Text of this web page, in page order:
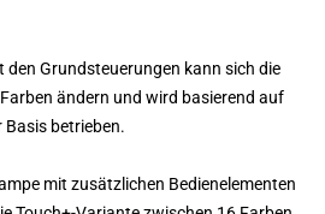
den Grundsteuerungen kann sich die
ändern und wird basierend auf
betrieben.
mit zusätzlichen Bedienelementen